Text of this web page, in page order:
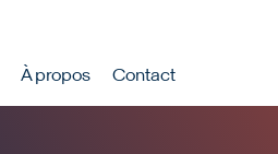
À propos Contact